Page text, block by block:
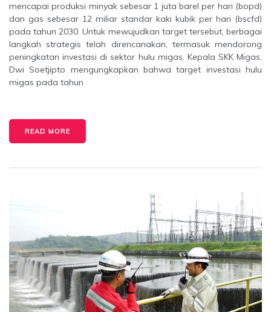
mencapai produksi minyak sebesar 1 juta barel per hari (bopd)
dan gas sebesar 12 miliar standar kaki kubik per hari (bscfd)
pada tahun 2030. Untuk mewujudkan target tersebut, berbagai
langkah strategis telah direncanakan, termasuk mendorong
peningkatan investasi di sektor hulu migas. Kepala SKK Migas,
Dwi Soetjipto mengungkapkan bahwa target investasi hulu
migas pada tahun
READ MORE